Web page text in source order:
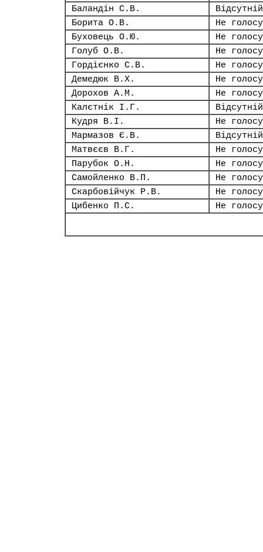
Баландін С.В.
Відсутній
Борита О.В.
Не
Буховець О.Ю.
Не
Голуб О.В.
Не
Гордієнко С.В.
Не
Демедюк В.Х.
Не
Дорохов А.М.
Не
Калєтнік І.Г.
Відсутній
Кудря В.І.
Не
Мармазов Є.В.
Відсутній
Матвєєв В.Г.
Не
Парубок О.Н.
Не
Самойленко В.П.
Не
Скарбовійчук Р.В.
Не
Цибенко П.С.
Не